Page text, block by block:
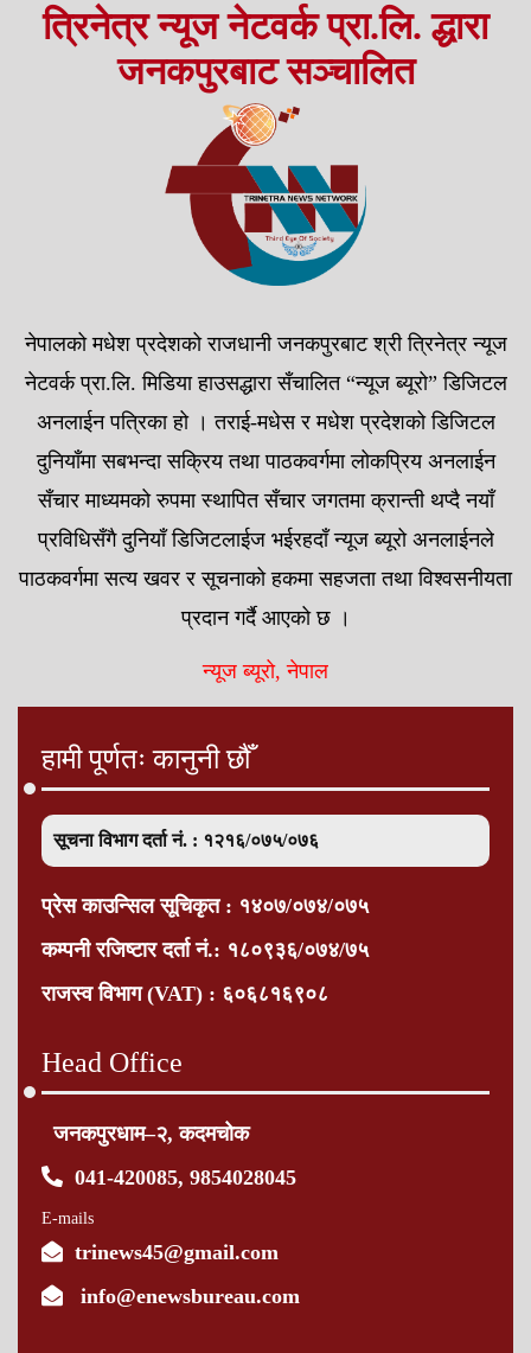
त्रिनेत्र न्यूज नेटवर्क प्रा.लि. द्धारा
जनकपुरबाट सञ्चालित
नेपालको मधेश प्रदेशको राजधानी जनकपुरबाट श्री त्रिनेत्र न्यूज
नेटवर्क प्रा.लि. मिडिया हाउसद्धारा सँचालित “न्यूज ब्यूरो” डिजिटल
अनलाईन पत्रिका हो । तराई-मधेस र मधेश प्रदेशको डिजिटल
दुनियाँमा सबभन्दा सक्रिय तथा पाठकवर्गमा लोकप्रिय अनलाईन
सँचार माध्यमको रुपमा स्थापित सँचार जगतमा क्रान्ती थप्दै नयाँ
प्रविधिसँगै दुनियाँ डिजिटलाईज भईरहदाँ न्यूज ब्यूरो अनलाईनले
पाठकवर्गमा सत्य खवर र सूचनाको हकमा सहजता तथा विश्वसनीयता
प्रदान गर्दै आएको छ ।
न्यूज ब्यूरो, नेपाल
हामी पूर्णतः कानुनी छौँ
सूचना विभाग दर्ता नं. : १२१६/०७५/०७६
प्रेस काउन्सिल सूचिकृत : १४०७/०७४/०७५
कम्पनी रजिष्टार दर्ता नं.: १८०९३६/०७४/७५
राजस्व विभाग (VAT) : ६०६८१६९०८
Head Office
जनकपुरधाम–२, कदमचोक
041-420085, 9854028045
E-mails
trinews45@gmail.com
info@enewsbureau.com